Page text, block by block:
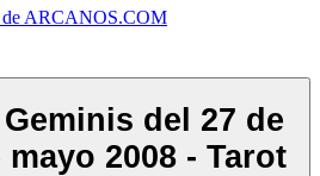
de ARCANOS.COM
del 27 de
2008 - Tarot